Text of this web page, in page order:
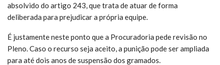
absolvido do artigo 243, que trata de atuar de forma
deliberada para prejudicar a própria equipe.
É justamente neste ponto que a Procuradoria pede revisão no
Pleno. Caso o recurso seja aceito, a punição pode ser ampliada
para até dois anos de suspensão dos gramados.